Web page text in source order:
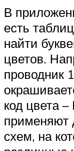
В
есть
найти
цветов.
проводник
код цвета
применяют
схем, на